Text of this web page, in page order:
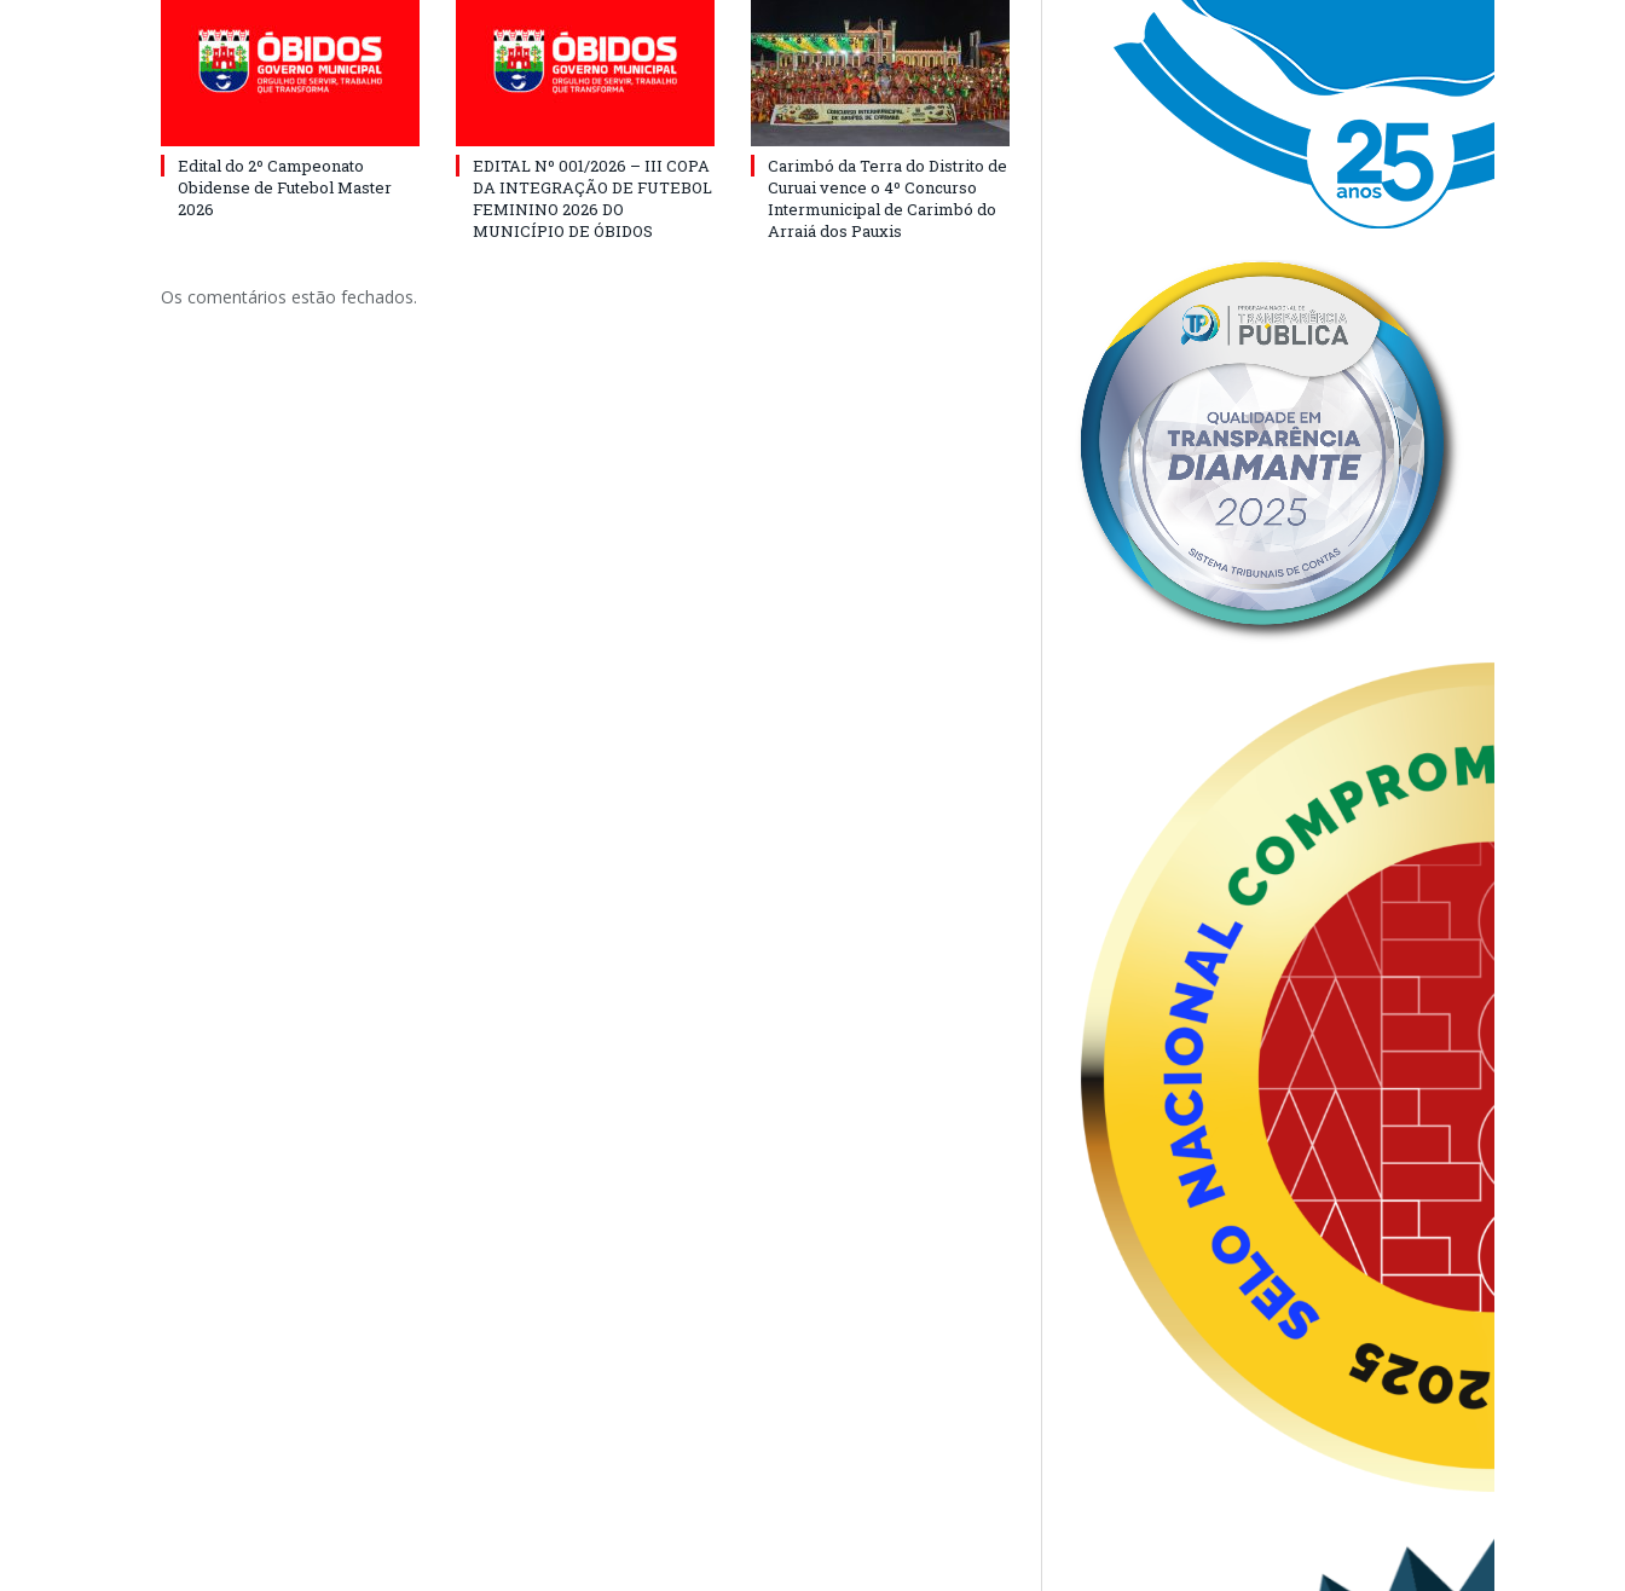
Edital do 2º Campeonato
Obidense de Futebol Master
2026
EDITAL Nº 001/2026 – III COPA
DA INTEGRAÇÃO DE FUTEBOL
FEMININO 2026 DO
MUNICÍPIO DE ÓBIDOS
Carimbó da Terra do Distrito de
Curuai vence o 4º Concurso
Intermunicipal de Carimbó do
Arraiá dos Pauxis
Os comentários estão fechados.